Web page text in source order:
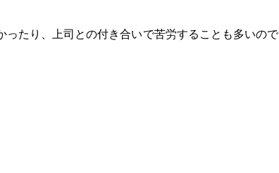
たり、上司との付き合いで苦労することも多いので